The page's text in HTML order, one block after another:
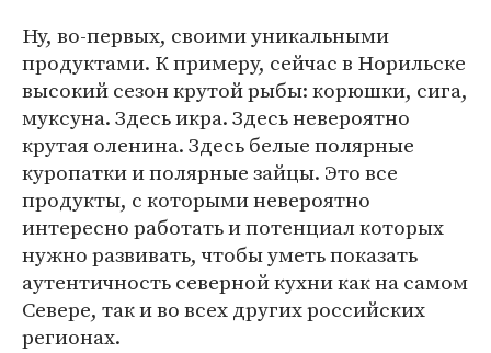
Ну, во-первых, своими уникальными
продуктами. К примеру, сейчас в Норильске
высокий сезон крутой рыбы: корюшки, сига,
муксуна. Здесь икра. Здесь невероятно
крутая оленина. Здесь белые полярные
куропатки и полярные зайцы. Это все
продукты, с которыми невероятно
интересно работать и потенциал которых
нужно развивать, чтобы уметь показать
аутентичность северной кухни как на самом
Севере, так и во всех других российских
регионах.